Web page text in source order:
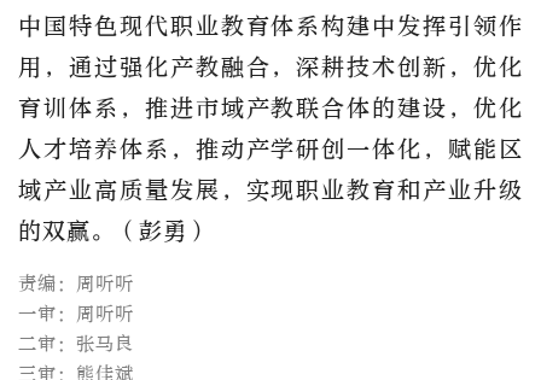
中国特色现代职业教育体系构建中发挥引领作
用，通过强化产教融合，深耕技术创新，优化
育训体系，推进市域产教联合体的建设，优化
人才培养体系，推动产学研创一体化，赋能区
域产业高质量发展，实现职业教育和产业升级
的双赢。（彭勇）
责编：周听听
一审：周听听
二审：张马良
三审：熊佳斌